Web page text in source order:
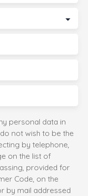
personal data in
not wish to be the
by telephone,
on the list of
provided for
Code, on the
by mail addressed